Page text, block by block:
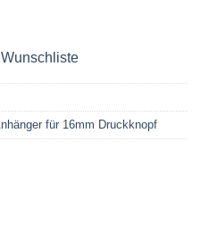
für 16mm Druckknopf